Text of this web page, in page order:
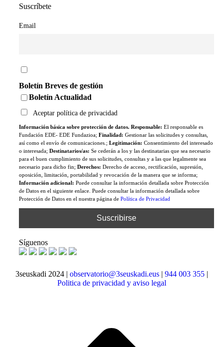
Suscríbete
Email
Boletín Breves de gestión
Boletín Actualidad
Aceptar política de privacidad
Información básica sobre protección de datos. Responsable: El responsable es
Fundación EDE- EDE Fundazioa; Finalidad: Gestionar las solicitudes y consultas,
así como el envío de comunicaciones.; Legitimación: Consentimiento del interesado
o interesada; Destinatarios/as: Se cederán a los y las destinatarias que sea necesario
para el buen cumplimiento de sus solicitudes, consultas y a las que legalmente sea
necesario para dicho fin; Derechos: Derecho de acceso, rectificación, supresión,
oposición, limitación, portabilidad y revocación de la manera que se informa;
Información adicional: Puede consultar la información detallada sobre Protección
de Datos en el siguiente enlace. Puede consultar la información detallada sobre
Protección de Datos en el nuestra página de Política de Privacidad
Síguenos
3seuskadi 2024 | observatorio@3seuskadi.eus| 944 003 355|
Politica de privacidad y aviso legal